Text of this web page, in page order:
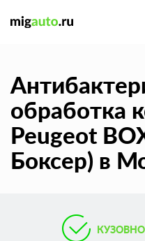
обработка
Peugeot
Боксер) в